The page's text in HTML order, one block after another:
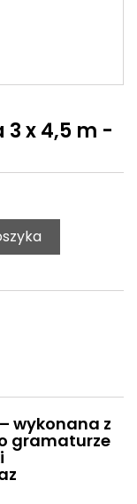
x 4,5 m -
– wykonana z
gramaturze